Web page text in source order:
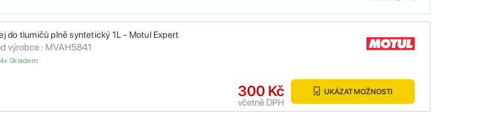
do tlumičů plně syntetický 1L - Motul Expert
výrobce : MVAH5841
4+ Skladem
300 Kč
včetně DPH
UKÁZAT MOŽNOSTI